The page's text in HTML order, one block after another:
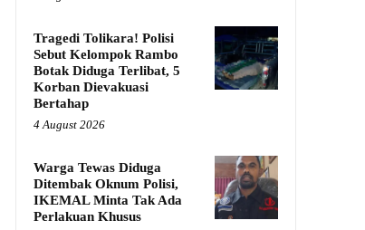
Tragedi Tolikara! Polisi
Sebut Kelompok Rambo
Botak Diduga Terlibat, 5
Korban Dievakuasi
Bertahap
4 August 2026
Warga Tewas Diduga
Ditembak Oknum Polisi,
IKEMAL Minta Tak Ada
Perlakuan Khusus